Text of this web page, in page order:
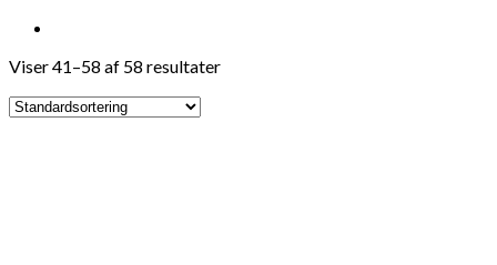
Viser 41–58 af 58 resultater